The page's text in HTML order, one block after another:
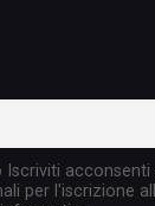
Iscriviti
per l'iscrizione